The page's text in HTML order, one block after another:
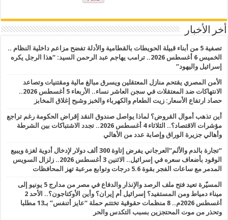
أخر الأخبار
تصفية 5 من أبناء قبيلة الحويطات بالقطامية والأدلة تفضح مزاعم داخلية النظام ..
الخميس 6 أغسطس 2026.. ترامب يهاجم عبد الرحمن السيد: “هذا الرجل يكره
إسرائيل واليهود”
الأمن المصري يقتحم منازل المعتقلين ويسرق مبالغ مالية ومقتنيات وتصاعد
الانتهاكات ضد المعتقلات في سجن العاشر نساء.. الأربعاء 5 أغسطس 2026..
حصاد ارتفاع الأسعار: زيت الطعام والكهرباء والخبز وشبح إغلاق المخابز
أين تذهب أموال القروض؟ لماذا يواصل صندوق النقد إقراض الحكومة رغم تراجع
مؤشرات الاقتصاد؟.. الثلاثاء 4 أغسطس 2026.. تجدد الاشتباكات بين الشرطة
وأهالي جزيرة الوراق وإصابة عدد من الأهالي
“تجارة بالدم والألم”العرجاني يفرض إتاوة 300 ألف دولار لإدخال أدوية لغزة ويبيع
الوقود بأضعاف سعره في إسرائيل.. الاثنين 3 أغسطس 2026.. زلزال السويس
المدمر مع ساعات الفجر بقوة 5.6 درجات وتوابع مرعبة تهز المحافظات
المسيّرة تعيد فتح ملف الرصد والإنذار والدفاع في مصر من مدارج 5 يونيو إلى
ميناء دمياط ومن المستفيد؟ إسرائيل أم إيران؟ وأين الأوكتاجون؟.. الأحد 2
أغسطس 2026م.. 8 منظمات حقوقية تختتم حملة “عايز أتنفس” بـ13 مطلبا
وتحذر من موت المحتجزين بسبب التكدس والحر